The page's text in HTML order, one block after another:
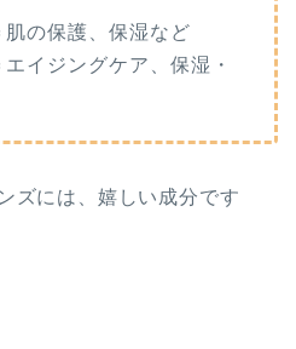
の保護、保湿など
イジングケア、保湿・
ズには、嬉しい成分です